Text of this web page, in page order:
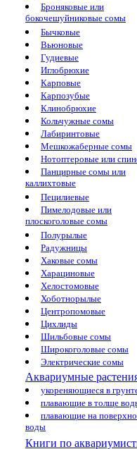
Броняковые или
бокочешуйниковые сомы
Бычковые
Вьюновые
Гудиевые
Иглобрюхие
Карповые
Карпозубые
Клинобрюхие
Кольчужные сомы
Лабиринтовые
Мешкожаберные сомы
Нотоптеровые или
Панцирные сомы или
каллихтовые
Пецилиевые
Пимелодовые или
плоскоголовые сомы
Полурылые
Радужницы
Хаковые сомы
Харациновые
Хелостомовые
Хоботнорылые
Центропомовые
Цихлиды
Шильбовые сомы
Широкоголовые сомы
Электрические сомы
Аквариумные
укореняющиеся в
плавающие в толще
плавающие на
воды
Книги по